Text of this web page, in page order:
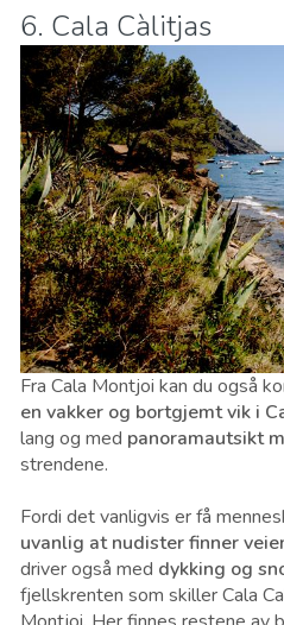
6. Cala Càlitjas
Fra Cala Montjoi kan du også
en vakker og bortgjemt vik i
lang og med panoramautsikt
strendene.
Fordi det vanligvis er få
uvanlig at nudister finner
driver også med dykking og
fjellskrenten som skiller Cala